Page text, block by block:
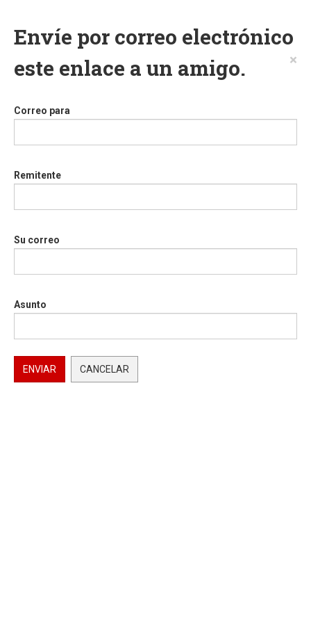
Envíe por correo electrónico
este enlace a un amigo.
×
Correo para
Remitente
Su correo
Asunto
ENVIAR CANCELAR